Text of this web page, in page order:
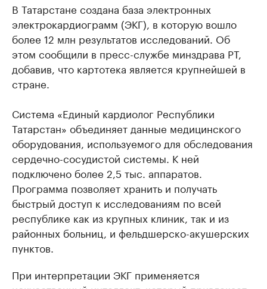
В Татарстане создана база электронных
электрокардиограмм (ЭКГ), в которую вошло
более 12 млн результатов исследований. Об
этом сообщили в пресс-службе минздрава РТ,
добавив, что картотека является крупнейшей в
стране.
Система «Единый кардиолог Республики
Татарстан» объединяет данные медицинского
оборудования, используемого для обследования
сердечно-сосудистой системы. К ней
подключено более 2,5 тыс. аппаратов.
Программа позволяет хранить и получать
быстрый доступ к исследованиям по всей
республике как из крупных клиник, так и из
районных больниц, и фельдшерско-акушерских
пунктов.
При интерпретации ЭКГ применяется